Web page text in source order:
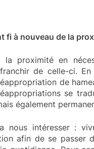
fi à nouveau de la
la proximité en
de celle-ci.
de
se
également
nous intéresser :
afin de se passer